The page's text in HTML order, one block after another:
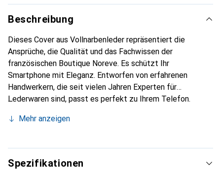
Beschreibung
Dieses Cover aus Vollnarbenleder repräsentiert die
Ansprüche, die Qualität und das Fachwissen der
französischen Boutique Noreve. Es schützt Ihr
Smartphone mit Eleganz. Entworfen von erfahrenen
Handwerkern, die seit vielen Jahren Experten für
Lederwaren sind, passt es perfekt zu Ihrem Telefon.
echte zweite Haut. Es wird zum schicken und
International anerkannt für ihre hochwertigen Produkte ist
die Marke Noreve eine zuverlässige Wahl für eine
anspruchsvolle Kundschaft.
Mehr anzeigen
Spezifikationen